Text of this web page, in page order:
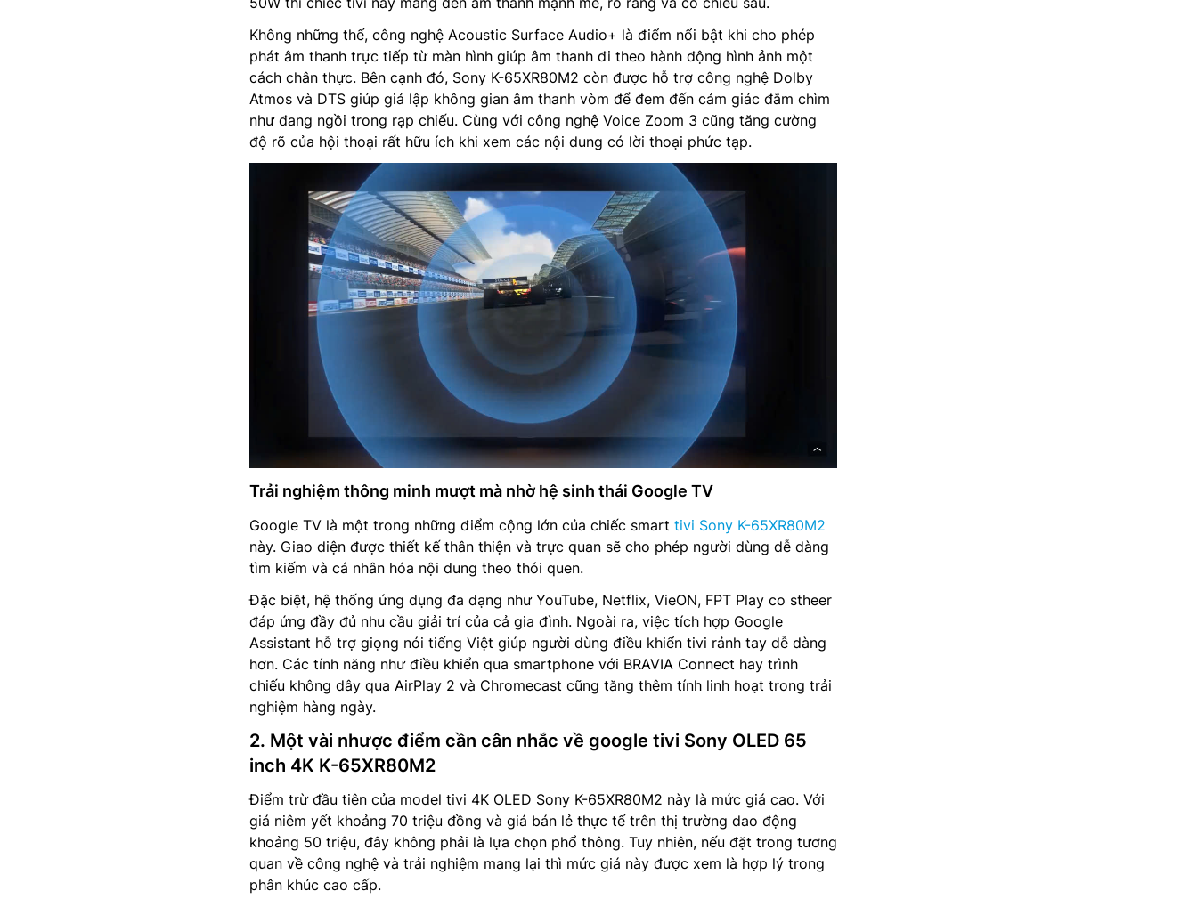
Không những thế, công nghệ Acoustic Surface Audio+ là điểm nổi bật khi cho phép
phát âm thanh trực tiếp từ màn hình giúp âm thanh đi theo hành động hình ảnh một
cách chân thực. Bên cạnh đó, Sony K-65XR80M2 còn được hỗ trợ công nghệ Dolby
Atmos và DTS giúp giả lập không gian âm thanh vòm để đem đến cảm giác đắm chìm
như đang ngồi trong rạp chiếu. Cùng với công nghệ Voice Zoom 3 cũng tăng cường
độ rõ của hội thoại rất hữu ích khi xem các nội dung có lời thoại phức tạp.
Trải nghiệm thông minh mượt mà nhờ hệ sinh thái Google TV
Google TV là một trong những điểm cộng lớn của chiếc smart tivi Sony K-65XR80M2
này. Giao diện được thiết kế thân thiện và trực quan sẽ cho phép người dùng dễ dàng
tìm kiếm và cá nhân hóa nội dung theo thói quen.
Đặc biệt, hệ thống ứng dụng đa dạng như YouTube, Netflix, VieON, FPT Play co stheer
đáp ứng đầy đủ nhu cầu giải trí của cả gia đình. Ngoài ra, việc tích hợp Google
Assistant hỗ trợ giọng nói tiếng Việt giúp người dùng điều khiển tivi rảnh tay dễ dàng
hơn. Các tính năng như điều khiển qua smartphone với BRAVIA Connect hay trình
chiếu không dây qua AirPlay 2 và Chromecast cũng tăng thêm tính linh hoạt trong trải
nghiệm hàng ngày.
2. Một vài nhược điểm cần cân nhắc về google tivi Sony OLED 65
inch 4K K-65XR80M2
Điểm trừ đầu tiên của model tivi 4K OLED Sony K-65XR80M2 này là mức giá cao. Với
giá niêm yết khoảng 70 triệu đồng và giá bán lẻ thực tế trên thị trường dao động
khoảng 50 triệu, đây không phải là lựa chọn phổ thông. Tuy nhiên, nếu đặt trong tương
quan về công nghệ và trải nghiệm mang lại thì mức giá này được xem là hợp lý trong
phân khúc cao cấp.